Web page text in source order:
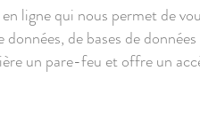
ligne qui nous permet de
de bases de
un pare-feu et offre un